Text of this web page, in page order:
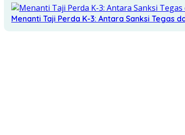
Menanti Taji Perda K-3: Antara Sanksi Tegas